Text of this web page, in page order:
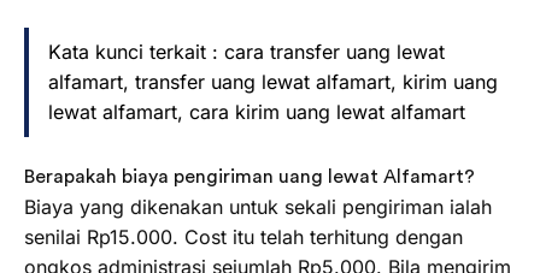
Kata kunci terkait : cara transfer uang lewat
alfamart, transfer uang lewat alfamart, kirim uang
lewat alfamart, cara kirim uang lewat alfamart
Berapakah biaya pengiriman uang lewat Alfamart?
Biaya yang dikenakan untuk sekali pengiriman ialah
senilai Rp15.000. Cost itu telah terhitung dengan
ongkos administrasi sejumlah Rp5.000. Bila mengirim